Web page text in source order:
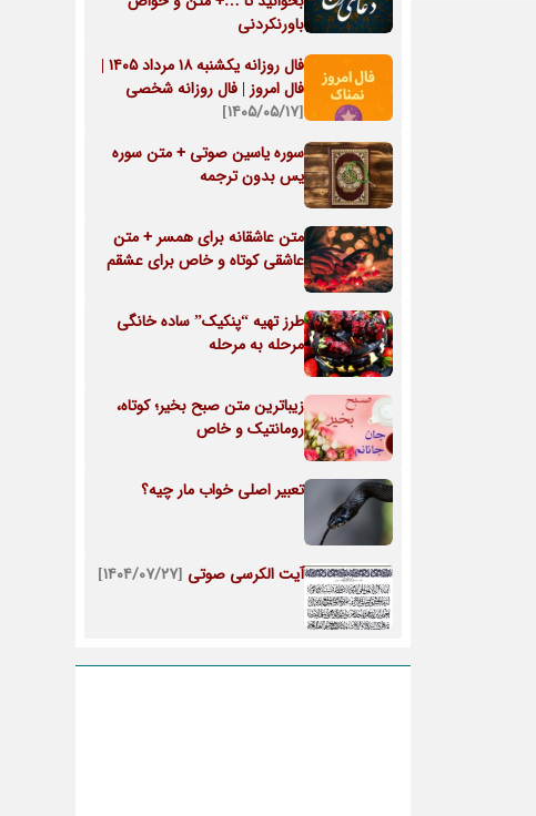
باورنکردنی
فال روزانه یکشنبه ۱۸ مرداد ۱۴۰۵ |
فال امروز | فال روزانه شخصی
[۱۴۰۵/۰۵/۱۷]
سوره یاسین صوتی + متن سوره
یس بدون ترجمه
متن عاشقانه برای همسر + متن
عاشقی کوتاه و خاص برای عشقم
طرز تهیه “پنکیک” ساده خانگی
مرحله به مرحله
زیباترین متن صبح بخیر؛ کوتاه،
رومانتیک و خاص
تعبیر اصلی خواب مار چیه؟
آیت الکرسی صوتی [۱۴۰۴/۰۷/۲۷]